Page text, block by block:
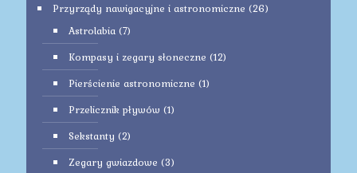
Przyrządy nawigacyjne i astronomiczne (26)
Astrolabia (7)
Kompasy i zegary słoneczne (12)
Pierścienie astronomiczne (1)
Przelicznik pływów (1)
Sekstanty (2)
Zegary gwiazdowe (3)